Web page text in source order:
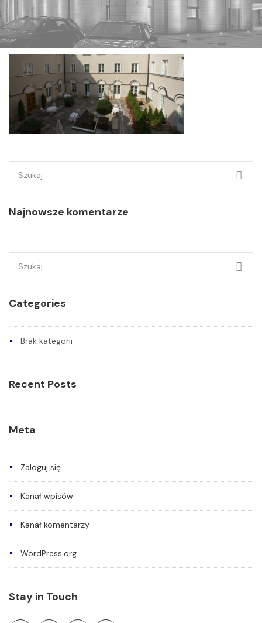
Najnowsze komentarze
Categories
Brak kategorii
Recent Posts
Meta
Zaloguj się
Kanał wpisów
Kanał komentarzy
WordPress.org
Stay in Touch